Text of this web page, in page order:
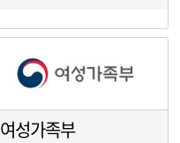
여성가족부